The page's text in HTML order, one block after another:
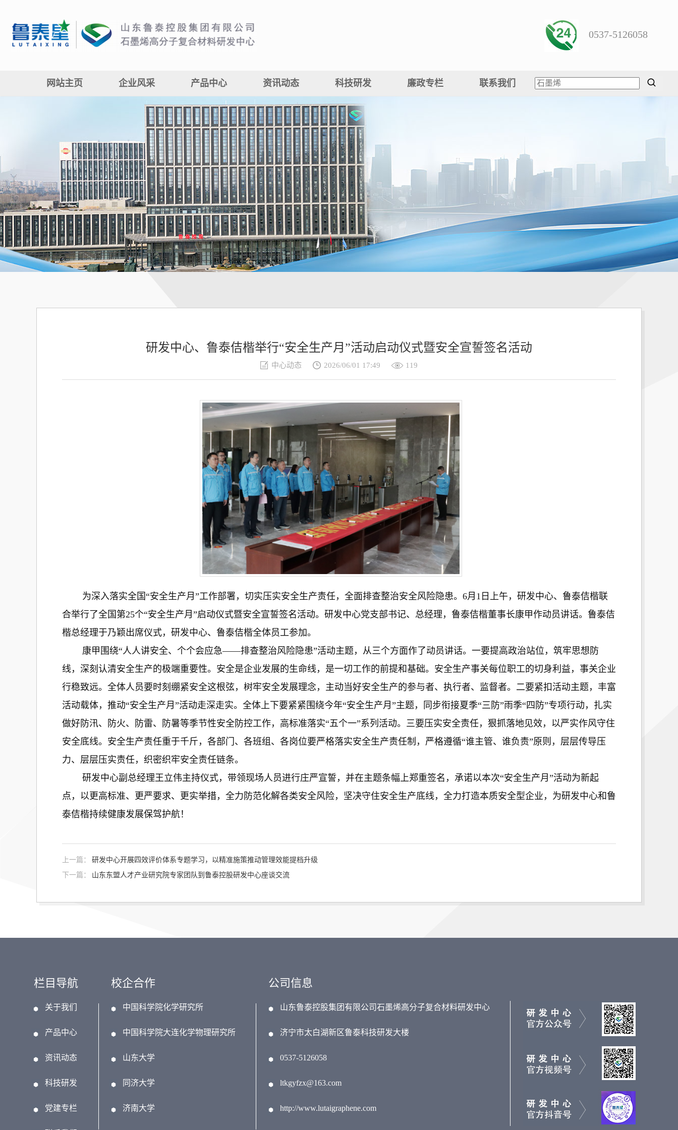
0537-5126058
网站主页 企业风采 产品中心 资讯动态 科技研发 廉政专栏 联系我们
研发中心、鲁泰佶楷举行“安全生产月”活动启动仪式暨安全宣誓签名活动
中心动态 2026/06/01 17:49 119
为深入落实全国“安全生产月”工作部署，切实压实安全生产责任，全面排查整治安全风险隐患。6月1日上午，研发中心、鲁泰佶楷联
合举行了全国第25个“安全生产月”启动仪式暨安全宣誓签名活动。研发中心党支部书记、总经理，鲁泰佶楷董事长康甲作动员讲话。鲁泰佶
楷总经理于乃颖出席仪式，研发中心、鲁泰佶楷全体员工参加。
康甲围绕“人人讲安全、个个会应急——排查整治风险隐患”活动主题，从三个方面作了动员讲话。一要提高政治站位，筑牢思想防
线，深刻认清安全生产的极端重要性。安全是企业发展的生命线，是一切工作的前提和基础。安全生产事关每位职工的切身利益，事关企业
行稳致远。全体人员要时刻绷紧安全这根弦，树牢安全发展理念，主动当好安全生产的参与者、执行者、监督者。二要紧扣活动主题，丰富
活动载体，推动“安全生产月”活动走深走实。全体上下要紧紧围绕今年“安全生产月”主题，同步衔接夏季“三防”雨季“四防”专项行动，扎实
做好防汛、防火、防雷、防暑等季节性安全防控工作，高标准落实“五个一”系列活动。三要压实安全责任，狠抓落地见效，以严实作风守住
安全底线。安全生产责任重于千斤，各部门、各班组、各岗位要严格落实安全生产责任制，严格遵循“谁主管、谁负责”原则，层层传导压
力、层层压实责任，织密织牢安全责任链条。
研发中心副总经理王立伟主持仪式，带领现场人员进行庄严宣誓，并在主题条幅上郑重签名，承诺以本次“安全生产月”活动为新起
点，以更高标准、更严要求、更实举措，全力防范化解各类安全风险，坚决守住安全生产底线，全力打造本质安全型企业，为研发中心和鲁
泰佶楷持续健康发展保驾护航！
上一篇：
研发中心开展四效评价体系专题学习，以精准施策推动管理效能提档升级
下一篇：
山东东盟人才产业研究院专家团队到鲁泰控股研发中心座谈交流
栏目导航
关于我们
产品中心
资讯动态
科技研发
党建专栏
校企合作
中国科学院化学研究所
中国科学院大连化学物理研究所
山东大学
同济大学
济南大学
公司信息
山东鲁泰控股集团有限公司石墨烯高分子复合材料研发中心
济宁市太白湖新区鲁泰科技研发大楼
0537-5126058
ltkgyfzx@163.com
http://www.lutaigraphene.com